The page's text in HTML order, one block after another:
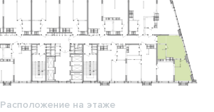
Расположение на этаже